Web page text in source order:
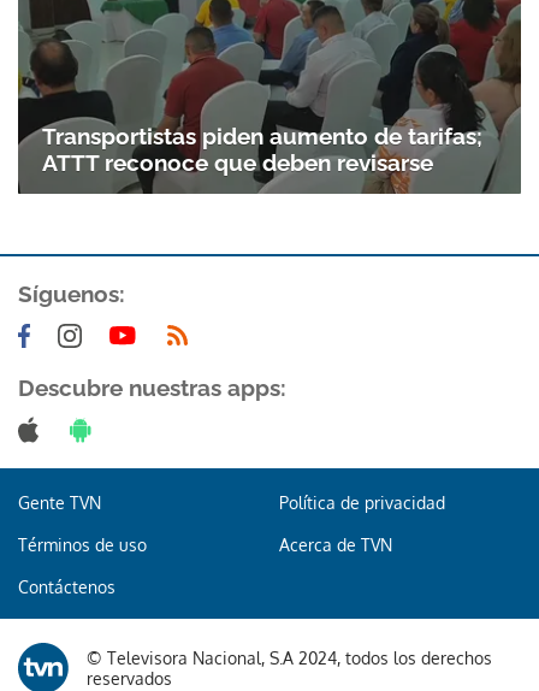
Transportistas piden aumento de tarifas;
ATTT reconoce que deben revisarse
Síguenos:
Descubre nuestras apps:
Gente TVN Política de privacidad
Términos de uso Acerca de TVN
Contáctenos
© Televisora Nacional, S.A 2024, todos los derechos
reservados